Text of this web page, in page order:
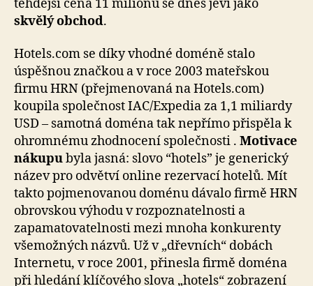
tehdejší cena 11 milionů se dnes jeví jako
skvělý obchod.
Hotels.com se díky vhodné doméně stalo
úspěšnou značkou a v roce 2003 mateřskou
firmu HRN (přejmenovaná na Hotels.com)
koupila společnost IAC/Expedia za 1,1 miliardy
USD – samotná doména tak nepřímo přispěla k
ohromnému zhodnocení společnosti . Motivace
nákupubyla jasná: slovo “hotels” je generický
název pro odvětví online rezervací hotelů. Mít
takto pojmenovanou doménu dávalo firmě HRN
obrovskou výhodu v rozpoznatelnosti a
zapamatovatelnosti mezi mnoha konkurenty
všemožných názvů. Už v „dřevních“ dobách
Internetu, v roce 2001, přinesla firmě doména
při hledání klíčového slova „hotels“ zobrazení